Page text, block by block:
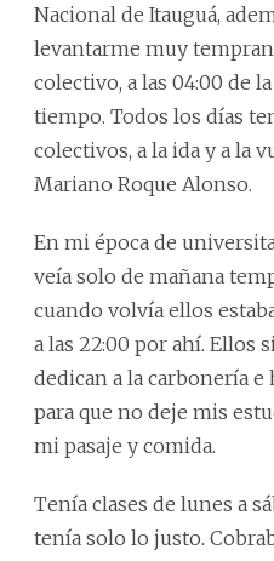
Nacional de Itauguá,
levantarme muy
colectivo, a las 04:00 de
tiempo. Todos los días
colectivos, a la ida y a la
Mariano Roque Alonso.
En mi época de
veía solo de mañana
cuando volvía ellos
a las 22:00 por ahí. Ellos
dedican a la carbonería
para que no deje mis
mi pasaje y comida.
Tenía clases de lunes a
tenía solo lo justo.